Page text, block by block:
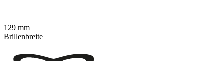
129 mm
Brillenbreite